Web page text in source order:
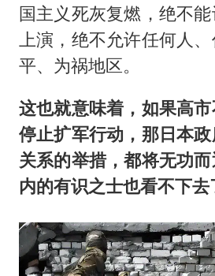
国主义死灰复燃，绝不
上演，绝不允许任何人
平、为祸地区。
这也就意味着，如果高
停止扩军行动，那日本
关系的举措，都将无功
内的有识之士也看不下去